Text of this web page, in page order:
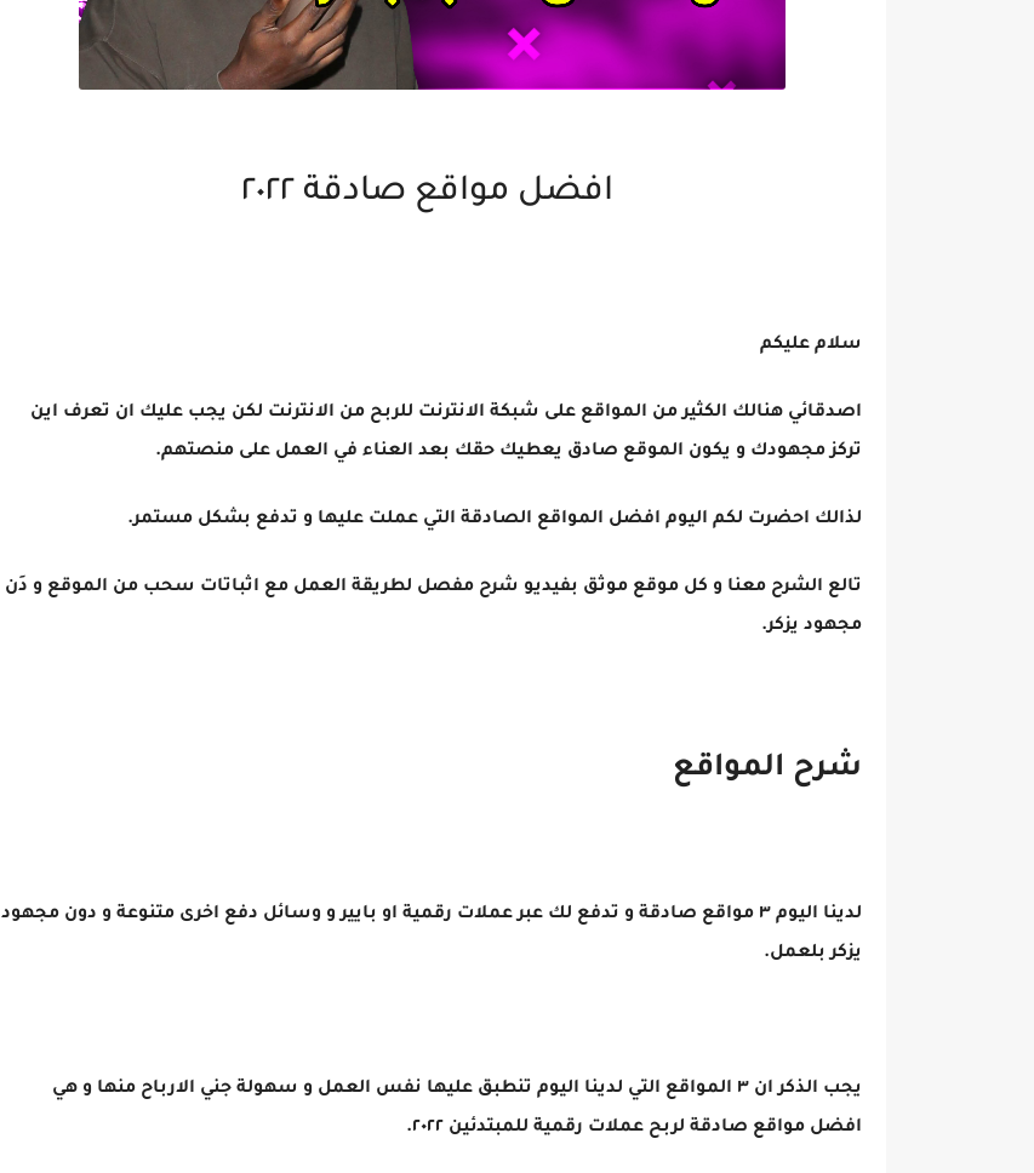
افضل مواقع صادقة ٢٠٢٢
سلام عليكم
اصدقائي هنالك الكثير من المواقع على شبكة الانترنت للربح من الانترنت لكن يجب عليك ان تعرف اين
تركز مجهودك و يكون الموقع صادق يعطيك حقك بعد العناء في العمل على منصتهم.
لذالك احضرت لكم اليوم افضل المواقع الصادقة التي عملت عليها و تدفع بشكل مستمر.
تالع الشرح معنا و كل موقع موثق بفيديو شرح مفصل لطريقة العمل مع اثباتات سحب من الموقع و دَن
مجهود يزكر.
شرح المواقع
لدينا اليوم ٣ مواقع صادقة و تدفع لك عبر عملات رقمية او بايير و وسائل دفع اخرى متنوعة و دون مجهود
يزكر بلعمل.
يجب الذكر ان ٣ المواقع التي لدينا اليوم تنطبق عليها نفس العمل و سهولة جني الارباح منها و هي
افضل مواقع صادقة لربح عملات رقمية للمبتدئين ٢٠٢٢.